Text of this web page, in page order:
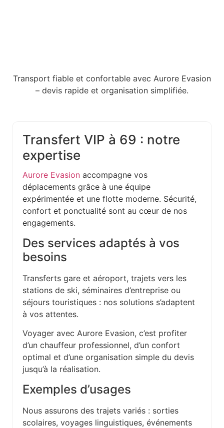
Transport fiable et confortable avec Aurore Evasion
– devis rapide et organisation simplifiée.
Transfert VIP à 69 : notre
expertise
Aurore Evasion accompagne vos
déplacements grâce à une équipe
expérimentée et une flotte moderne. Sécurité,
confort et ponctualité sont au cœur de nos
engagements.
Des services adaptés à vos
besoins
Transferts gare et aéroport, trajets vers les
stations de ski, séminaires d’entreprise ou
séjours touristiques : nos solutions s’adaptent
à vos attentes.
Voyager avec Aurore Evasion, c’est profiter
d’un chauffeur professionnel, d’un confort
optimal et d’une organisation simple du devis
jusqu’à la réalisation.
Exemples d’usages
Nous assurons des trajets variés : sorties
scolaires, voyages linguistiques, événements